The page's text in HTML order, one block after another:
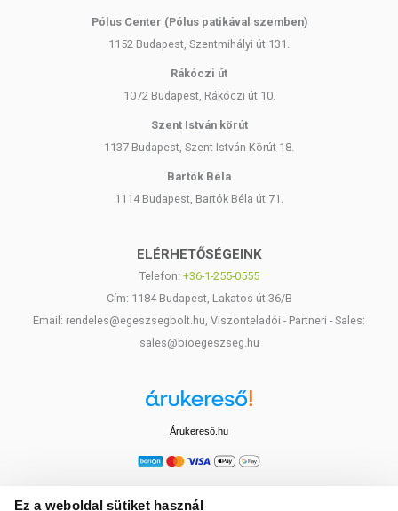
Ez a weboldal sütiket használ
Pólus Center (Pólus patikával szemben)
1152 Budapest, Szentmihályi út 131.
Rákóczi út
1072 Budapest, Rákóczi út 10.
Szent István körút
1137 Budapest, Szent István Körút 18.
Bartók Béla
1114 Budapest, Bartók Béla út 71.
ELÉRHETŐSÉGEINK
Telefon: +36-1-255-0555
Cím: 1184 Budapest, Lakatos út 36/B
Email: rendeles@egeszsegbolt.hu, Viszonteladói - Partneri - Sales:
sales@bioegeszseg.hu
Árukereső.hu